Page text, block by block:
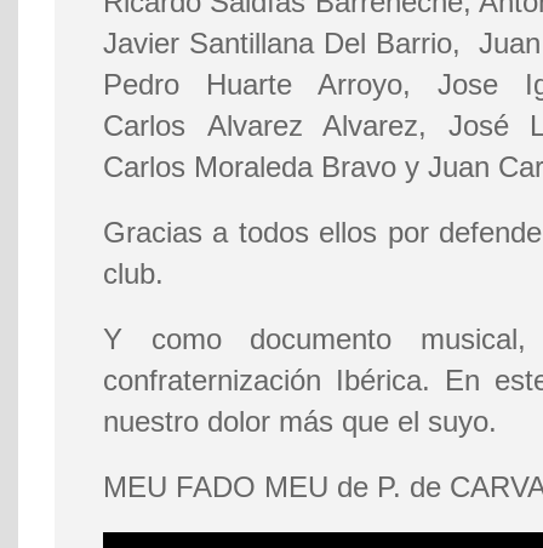
Javier Santillana Del Barrio,
Pedro Huarte Arroyo, Jose
Carlos Alvarez Alvarez, José
Carlos Moraleda Bravo y Juan
Gracias a todos ellos por
club.
Y como documento
confraternización Ibérica. En
nuestro dolor más que el suyo.
MEU FADO MEU de P. de